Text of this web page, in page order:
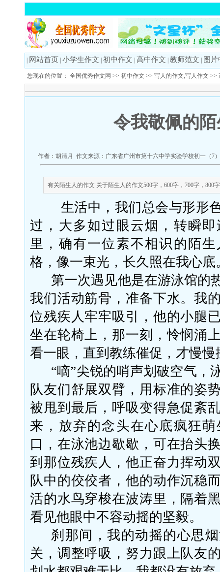
网站首页 小学生作文 初中作文 高中作文 教师范文 图
您现在的位置： 全国优秀作文网 >> 初中作文 >> 写人的作文,写人作文 >>
令我敬佩的
作者：胡清月 作文来源：广东省广州市第十六中学实验学校初一（7
有关陌生人的作文 关于陌生人的作文500字，600字，700字，800
生活中，我们总会与形形
过，大多如过眼云烟，转瞬
里，确有一位素不相识的陌
格，像一束光，长久照在我心底
第一次遇见他是在游泳馆的
我们活动筋骨，准备下水。我
位残疾人牢牢吸引，他的小腿
坐在轮椅上，那一刻，怜悯涌
看一眼，直到教练催促，才慢
“嘀”尖锐的哨声划破空气，
队友们舒展双臂，用标准的姿
被甩到最后，呼吸变得急促紊
来，放弃的念头在心底疯狂
口，在泳池边歇歇，可在抬头
到那位残疾人，他正奋力挥动
队中的佼佼者，他的动作沉稳
活的水鸟穿梭在波涛里，隔着
看见他眼中不容动摇的坚毅。
刹那间，我的动摇的心思
关，调整呼吸，努力跟上队友